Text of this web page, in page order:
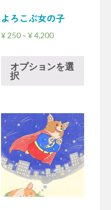
よろこぶ女の子
¥250– ¥4,200
オプションを選
択